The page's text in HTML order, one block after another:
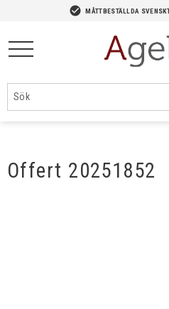
check_circle MÅTTBESTÄLLDA
Offert 20251852